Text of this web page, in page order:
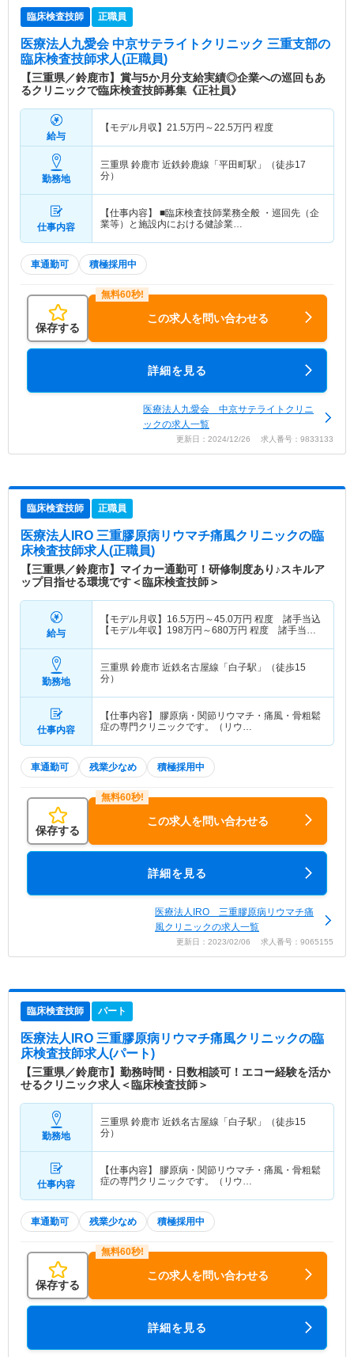
臨床検査技師 正職員
医療法人九愛会 中京サテライトクリニック 三重支部の
臨床検査技師求人(正職員)
【三重県／鈴鹿市】賞与5か月分支給実績◎企業への巡回もあ
るクリニックで臨床検査技師募集《正社員》
給与
【モデル月収】 21.5万円～22.5万円 程度
勤務地
三重県 鈴鹿市 近鉄鈴鹿線「平田町駅」（徒歩17
分）
仕事内容
【仕事内容】 ■臨床検査技師業務全般 ・巡回先（企
業等）と施設内における健診業…
車通勤可 積極採用中
保存する
この求人を問い合わせる
詳細を見る
医療法人九愛会 中京サテライトクリニ
ックの求人一覧
更新日：2024/12/26 求人番号：9833133
臨床検査技師 正職員
医療法人IRO 三重膠原病リウマチ痛風クリニックの臨
床検査技師求人(正職員)
【三重県／鈴鹿市】マイカー通勤可！研修制度あり♪スキルア
ップ目指せる環境です＜臨床検査技師＞
給与
【モデル月収】 16.5万円～45.0万円 程度 諸手当込
【モデル年収】 198万円～680万円 程度 諸手当・
勤務地
三重県 鈴鹿市 近鉄名古屋線「白子駅」（徒歩15
分）
仕事内容
【仕事内容】 膠原病・関節リウマチ・痛風・骨粗鬆
症の専門クリニックです。（リウ…
車通勤可 残業少なめ 積極採用中
保存する
この求人を問い合わせる
詳細を見る
医療法人IRO 三重膠原病リウマチ痛
風クリニックの求人一覧
更新日：2023/02/06 求人番号：9065155
臨床検査技師 パート
医療法人IRO 三重膠原病リウマチ痛風クリニックの臨
床検査技師求人(パート)
【三重県／鈴鹿市】勤務時間・日数相談可！エコー経験を活か
せるクリニック求人＜臨床検査技師＞
勤務地
三重県 鈴鹿市 近鉄名古屋線「白子駅」（徒歩15
分）
仕事内容
【仕事内容】 膠原病・関節リウマチ・痛風・骨粗鬆
症の専門クリニックです。（リウ…
車通勤可 残業少なめ 積極採用中
保存する
この求人を問い合わせる
詳細を見る